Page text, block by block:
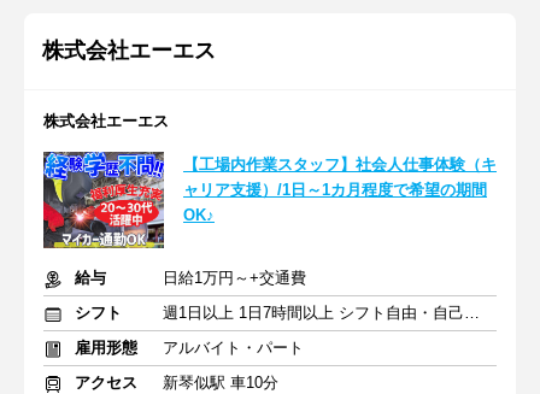
株式会社エーエス
株式会社エーエス
【工場内作業スタッフ】社会人仕事体験（キ
ャリア支援）/1日～1カ月程度で希望の期間
OK♪
給与
日給1万円～+交通費
シフト
週1日以上 1日7時間以上 シフト自由・自己申告
雇用形態
アルバイト・パート
アクセス
新琴似駅 車10分